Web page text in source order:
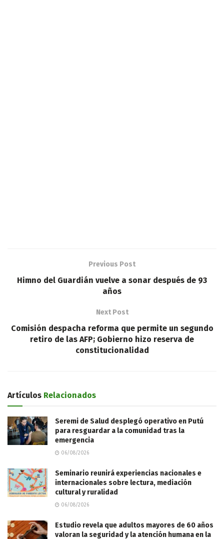
Previous Post
Himno del Guardián vuelve a sonar después de 93
años
Next Post
Comisión despacha reforma que permite un segundo
retiro de las AFP; Gobierno hizo reserva de
constitucionalidad
Artículos Relacionados
Seremi de Salud desplegó operativo en Putú
para resguardar a la comunidad tras la
emergencia
06/08/2026
Seminario reunirá experiencias nacionales e
internacionales sobre lectura, mediación
cultural y ruralidad
06/08/2026
Estudio revela que adultos mayores de 60 años
valoran la seguridad y la atención humana en la